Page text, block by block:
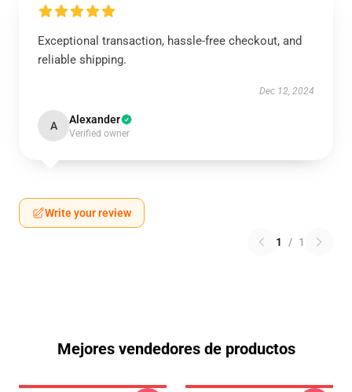
Exceptional transaction, hassle-free checkout, and
reliable shipping.
Dec 12, 2024
A Alexander
Verified owner
Write your review
1 / 1
Mejores vendedores de productos